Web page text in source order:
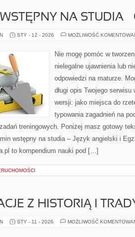
NA STUDIA –
STY - 12 - 2026 MOŻLIWOŚĆ
Nie mogę pomóc w
nielegalne ujawnienia lub
odpowiedzi na maturze.
długi opis Twojego
wersji: jako miejsca do
typowania zagadnień na
treningowych. Poniżej masz gotowy
wstępny na studia – Język angielski i
to kompendium nauki pod […]
Z HISTORIĄ I
STY - 11 - 2026 MOŻLIWOŚĆ